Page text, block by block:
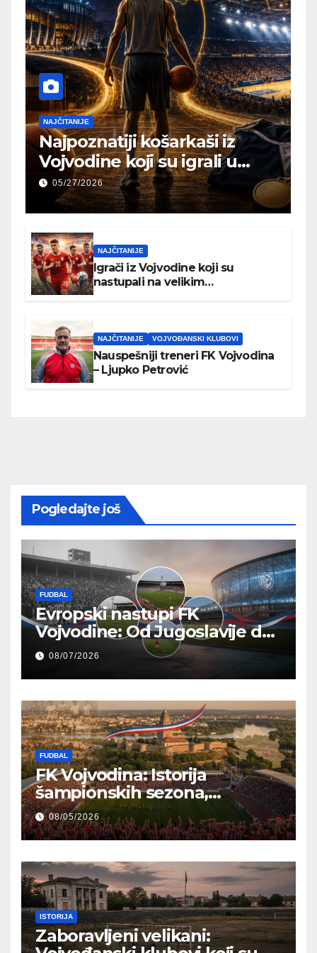
NAJČITANIJE
Najpoznatiji košarkaši iz
Vojvodine koji su igrali u
NBA ili Evroligi
05/27/2026
NAJČITANIJE
Igrači iz Vojvodine koji su
nastupali na velikim
NAJČITANIJE VOJVOĐANSKI KLUBOVI
Nauspešniji treneri FK Vojvodina
– Ljupko Petrović
Pogledajte još
FUDBAL
Evropski nastupi FK
Vojvodine: Od Jugoslavije do
Modernih Pozornica
08/07/2026
FUDBAL
FK Vojvodina: Istorija
šampionskih sezona,
reprezentativci i regionalni
ponos
08/05/2026
ISTORIJA
Zaboravljeni velikani: